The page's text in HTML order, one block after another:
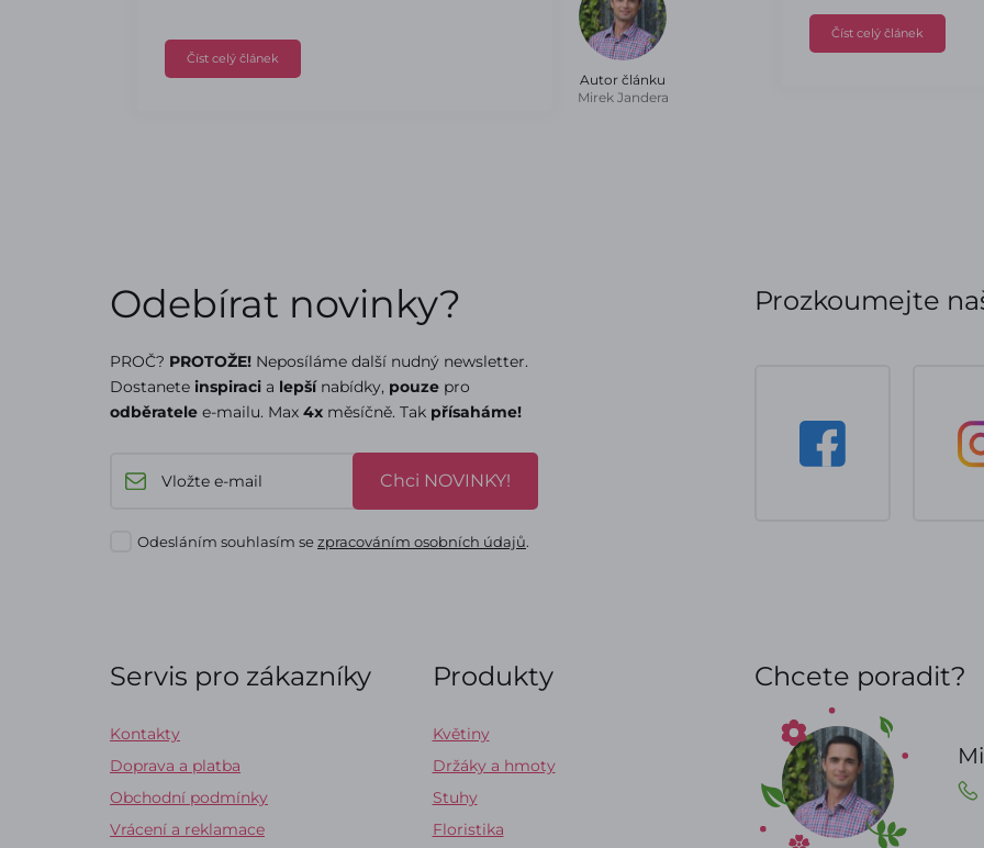
Číst celý článek
Autor článku
Mirek Jandera
Číst celý článek
Odebírat novinky?
PROČ? PROTOŽE! Neposíláme další nudný newsletter.
Dostanete inspiraci a lepšínabídky, pouze pro
odběratele e-mailu. Max 4x měsíčně. Tak přísaháme!
Chci NOVINKY!
Odesláním souhlasím sezpracováním osobních údajů.
Prozkoumejte
Servis pro zákazníky
Kontakty
Doprava a platba
Obchodní podmínky
Vrácení a reklamace
Produkty
Květiny
Držáky a hmoty
Stuhy
Floristika
Chcete poradit?